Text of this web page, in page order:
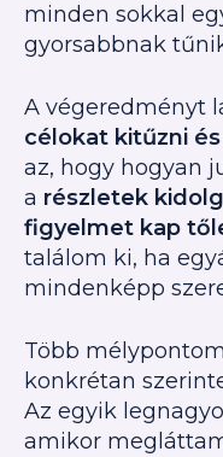
minden sokkal
gyorsabbnak
A végeredményt
célokat kitűzni
az, hogy hogyan
a részletek
figyelmet kap
találom ki, ha
mindenképp
Több
konkrétan
Az egyik
amikor